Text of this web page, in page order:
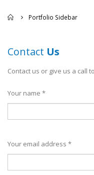
Home
Portfolio Sidebar
Contact Us
Contact us or give us a call
Your name *
Your email address *